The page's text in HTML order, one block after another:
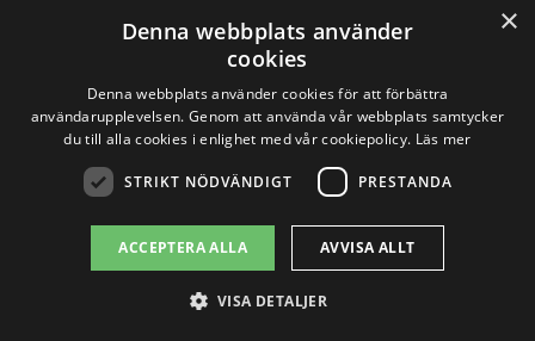
städer där du kan hitta pålitliga företag
Laholm
Osby
Hässleholm
×
Denna webbplats använder
cookies
Denna webbplats använder cookies för att förbättra
användarupplevelsen. Genom att använda vår webbplats samtycker
du till alla cookies i enlighet med vår cookiepolicy. Läs mer
STRIKT NÖDVÄNDIGT PRESTANDA
ACCEPTERA ALLA AVVISA ALLT
VISA DETALJER